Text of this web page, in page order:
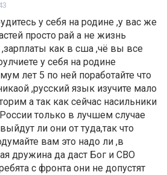
у себя на родине ,у вас же
просто рай а не жизнь
как в сша ,чё вы все
у себя на родине
лет 5 по ней поработайте что
,русский язык изучите мало
а так как сейчас насильники
только в лучшем случае
ли они от туда,так что
вам это надо ли ,в
дружина да даст Бог и СВО
с фронта они не допустят